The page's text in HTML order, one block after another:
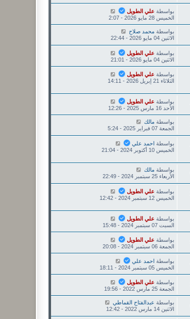
بواسطة علي الطويل
الخميس 28 مايو 2026 - 2:07
بواسطة محمد صلاح
الاثنين 04 مايو 2026 - 22:44
بواسطة علي الطويل
الاثنين 04 مايو 2026 - 21:01
بواسطة علي الطويل
الثلاثاء 21 إبريل 2026 - 14:11
بواسطة علي الطويل
الأحد 16 مارس 2025 - 12:26
بواسطة مالك
الجمعة 07 فبراير 2025 - 5:24
بواسطة احمد علي
الخميس 10 أكتوبر 2024 - 21:04
بواسطة مالك
الأربعاء 25 سبتمبر 2024 - 22:49
بواسطة علي الطويل
الخميس 12 سبتمبر 2024 - 12:42
بواسطة علي الطويل
السبت 07 سبتمبر 2024 - 15:48
بواسطة علي الطويل
الجمعة 06 سبتمبر 2024 - 20:08
بواسطة احمد علي
الخميس 05 سبتمبر 2024 - 18:11
بواسطة علي الطويل
الجمعة 25 مارس 2022 - 19:56
بواسطة عبدالفتاح القماطي
الاثنين 14 مارس 2022 - 12:42